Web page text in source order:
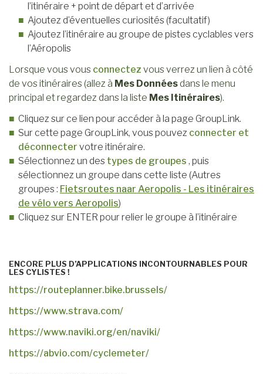
l’itinéraire + point de départ et d’arrivée
Ajoutez d’éventuelles curiosités (facultatif)
Ajoutez l’itinéraire au groupe de pistes cyclables vers
l’Aéropolis
Lorsque vous vous connectez vous verrez un lien à côté
de vos itinéraires (allez à Mes Donnéesdans le menu
principal et regardez dans la liste Mes Itinéraires).
Cliquez sur ce lien pour accéder à la page GroupLink.
Sur cette page GroupLink, vous pouvez connecter et
déconnecter votre itinéraire.
Sélectionnez un des types de groupes , puis
sélectionnez un groupe dans cette liste (Autres
groupes : Fietsroutes naar Aeropolis - Les itinéraires
de vélo vers Aeropolis)
Cliquez sur ENTER pour relier le groupe à l’itinéraire
ENCORE PLUS D’APPLICATIONS INCONTOURNABLES POUR
LES CYLISTES !
https://routeplanner.bike.brussels/
https://www.strava.com/
https://www.naviki.org/en/naviki/
https://abvio.com/cyclemeter/